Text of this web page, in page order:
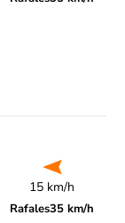
15 km/h
Rafales35 km/h